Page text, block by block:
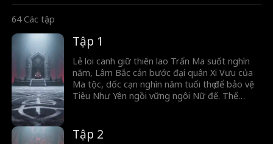
Trở Về
64 Các tập
Tập 1
Lẻ loi canh giữ thiên lao Trấn Ma suốt nghìn
năm, Lâm Bắc cản bước đại quân Xi Vưu của
Ma tộc, dốc cạn nghìn năm tuổi thọ để bảo vệ
Tiêu Như Yên ngồi vững ngôi Nữ đế. Thế
quân, mà còn giáng hắn làm dân thường.
Tập 2